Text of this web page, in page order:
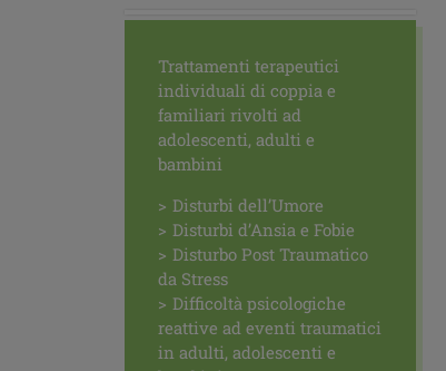
Trattamenti terapeutici
individuali di coppia e
familiari rivolti ad
adolescenti, adulti e
bambini
Disturbi dell’Umore
Disturbi d’Ansia e Fobie
Disturbo Post Traumatico
da Stress
Difficoltà psicologiche
reattive ad eventi traumatici
in adulti, adolescenti e